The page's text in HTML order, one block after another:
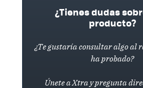
¿Tienes dudas
producto?
¿Te gustaría consultar algo al
ha probado?
Únete a Xtra y pregunta